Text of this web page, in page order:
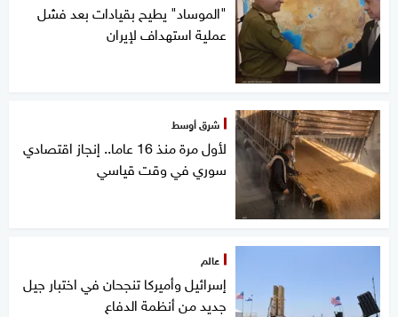
"الموساد" يطيح بقيادات بعد فشل
عملية استهداف لإيران
شرق أوسط
لأول مرة منذ 16 عاما.. إنجاز اقتصادي
سوري في وقت قياسي
عالم
إسرائيل وأميركا تنجحان في اختبار جيل
جديد من أنظمة الدفاع